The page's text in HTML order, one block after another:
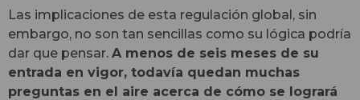
Las implicaciones de esta regulación global, sin
embargo, no son tan sencillas como su lógica podría
dar que pensar. A menos de seis meses de su
entrada en vigor, todavía quedan muchas
preguntas en el aire acerca de cómo se logrará